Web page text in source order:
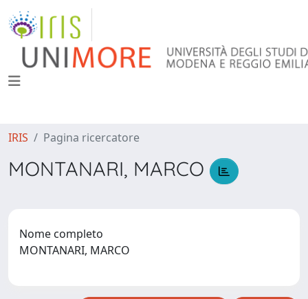
IRIS Pagina ricercatore
MONTANARI, MARCO
Nome completo
MONTANARI, MARCO